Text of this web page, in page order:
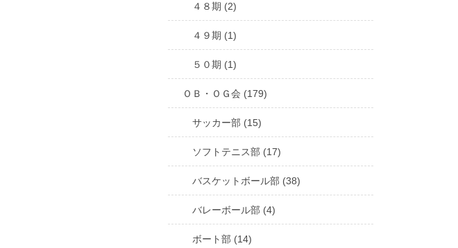
４８期 (2)
４９期 (1)
５０期 (1)
ＯＢ・ＯＧ会 (179)
サッカー部 (15)
ソフトテニス部 (17)
バスケットボール部 (38)
バレーボール部 (4)
ボート部 (14)